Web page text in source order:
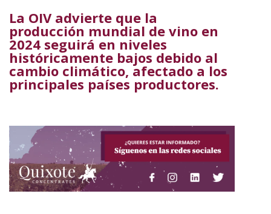
La OIV advierte que la
producción mundial de vino en
2024 seguirá en niveles
históricamente bajos debido al
cambio climático, afectado a los
principales países productores.